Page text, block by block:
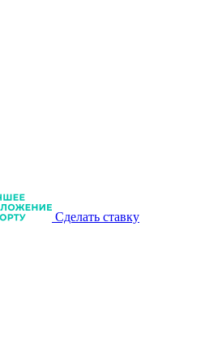
Сделать ставку